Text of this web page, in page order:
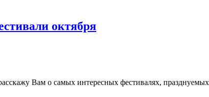
октября
Вам о самых интересных фестивалях,